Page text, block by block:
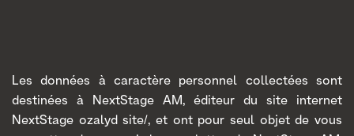
Les données à caractère personnel collectées sont
destinées à NextStage AM, éditeur du site internet
NextStage ozalyd site/, et ont pour seul objet de vous